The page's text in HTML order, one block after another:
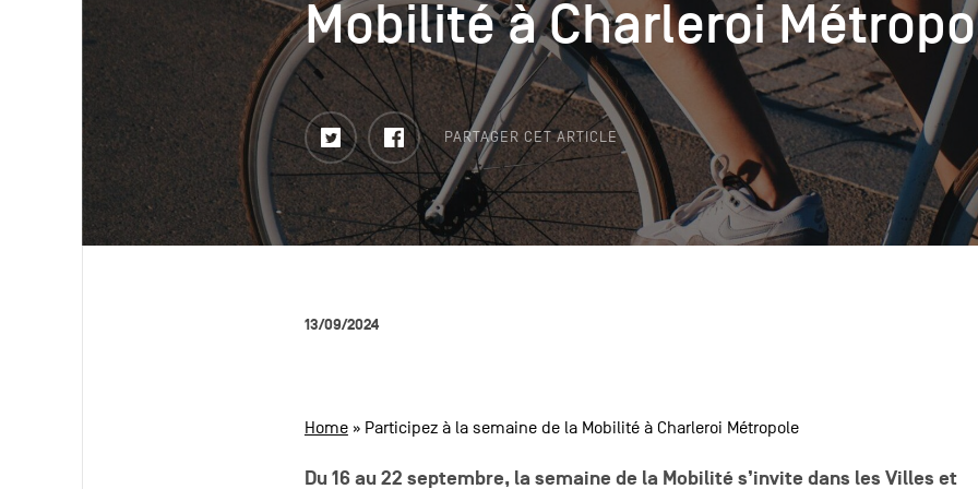
Mobilité à Charleroi
PARTAGER CET ARTICLE
Twitter Facebook
Mobilité à Charleroi
13/09/2024
Home» Participez à la semaine de la Mobilité à Charleroi Métropole
Du 16 au 22 septembre, la semaine de la Mobilité s’invite dans les Villes et